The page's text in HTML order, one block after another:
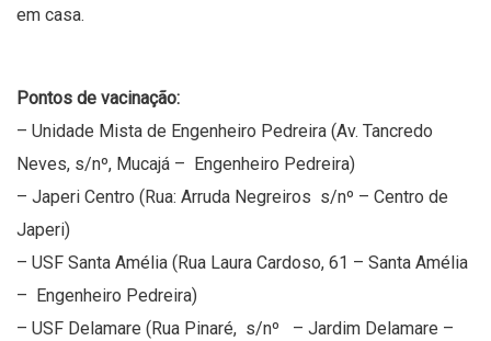
em casa.
Pontos de vacinação:
– Unidade Mista de Engenheiro Pedreira (Av. Tancredo
Neves, s/nº, Mucajá – Engenheiro Pedreira)
– Japeri Centro (Rua: Arruda Negreiros s/nº – Centro de
Japeri)
– USF Santa Amélia (Rua Laura Cardoso, 61 – Santa Amélia
– Engenheiro Pedreira)
– USF Delamare (Rua Pinaré, s/nº – Jardim Delamare –